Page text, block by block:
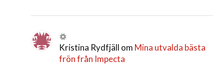
Kristina Rydfjäll om Mina utvalda bästa
frön från Impecta